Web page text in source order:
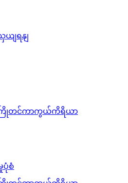
ျရနျ
ြိုတင်ကာကွယ်ကိရိယာ
ပုံစံ